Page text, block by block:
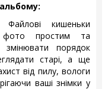
Файлові кишеньки
фото простим та
порядок
старі, а ще
від пилу, вологи
ваші знімки у